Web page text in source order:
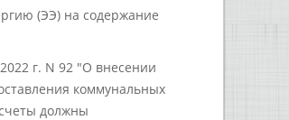
(ЭЭ) на содержание
г. N 92 "О внесении
коммунальных
должны